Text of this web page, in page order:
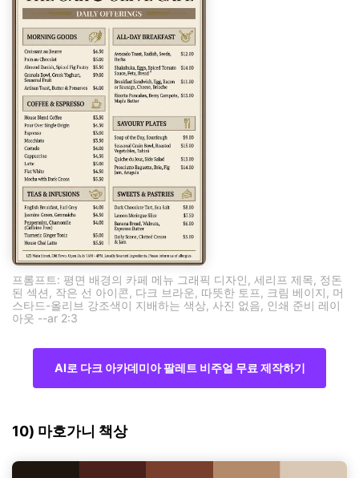
프롬프트: 평면 배경의 카페 메뉴 그래픽 디자인, 세리프 제목, 정돈
된 섹션, 작은 선 아이콘, 다크 브라운, 따뜻한 토프, 크림 베이지, 머
스타드-올리브 강조색이 지배하는 색상, 사진 없음, 인쇄 준비 레이
아웃 --ar 2:3
AI로 다크 아카데미아 팔레트 비주얼 무료 제작하기
10) 마호가니 책상